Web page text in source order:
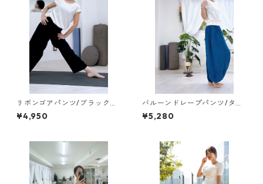
リボンゴアパンツ/ブラック
【pants】
¥4,950
バルーンドレープパンツ/ター
コイズ【pants】
¥5,280